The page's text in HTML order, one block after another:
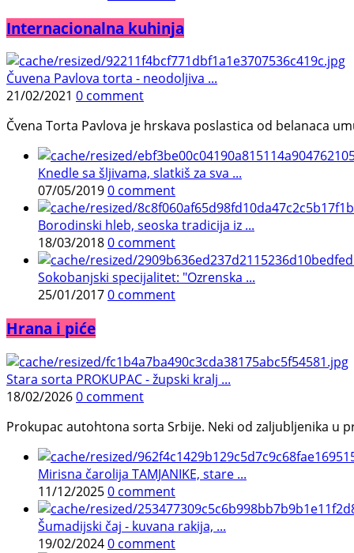
Internacionalna kuhinja
Čuvena Pavlova torta - neodoljiva ...
21/02/2021 0 comment
Čvena Torta Pavlova je hrskava poslastica od belanaca
Knedle sa šljivama, slatkiš za sva ...
07/05/20190 comment
Borodinski hleb, seoska tradicija iz ...
18/03/20180 comment
Sokobanjski specijalitet: "Ozrenska ...
25/01/20170 comment
Hrana i piće
Stara sorta PROKUPAC - župski kralj ...
18/02/20260 comment
Prokupac autohtona sorta Srbije. Neki od zaljubljenika u
Mirisna čarolija TAMJANIKE, stare ...
11/12/20250 comment
Šumadijski čaj - kuvana rakija, ...
19/02/20240 comment